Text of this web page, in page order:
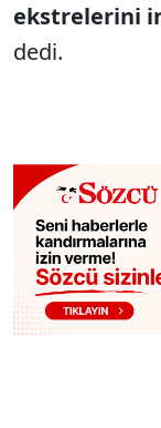
ekstrelerini
dedi.